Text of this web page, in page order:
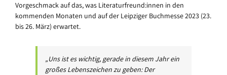
Vorgeschmack auf das, was Literaturfreund:innen in den
kommenden Monaten und auf der Leipziger Buchmesse 2023 (23.
bis 26. März) erwartet.
„Uns ist es wichtig, gerade in diesem Jahr ein
großes Lebenszeichen zu geben: Der